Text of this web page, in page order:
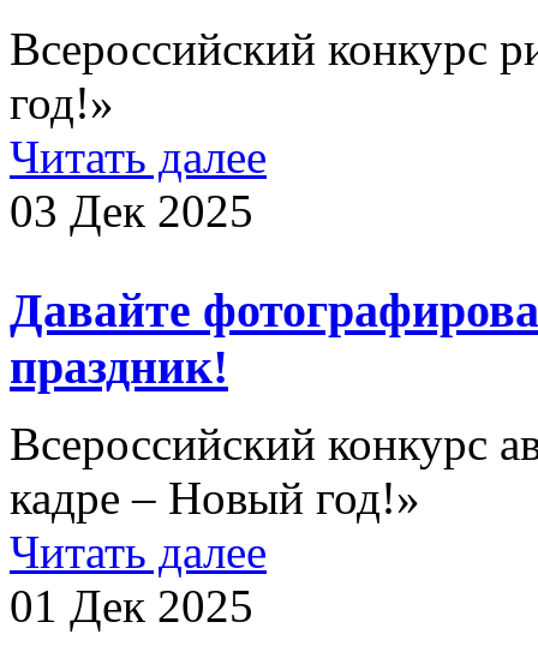
Всероссийский конкурс
год!»
Читать далее
03 Дек 2025
Давайте
праздник!
Всероссийский конкурс
кадре – Новый год!»
Читать далее
01 Дек 2025